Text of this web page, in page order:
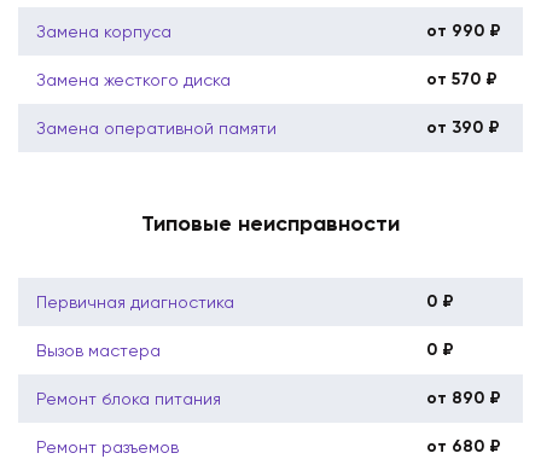
Замена корпуса от 990 ₽
Замена жесткого диска от 570 ₽
Замена оперативной памяти от 390 ₽
Типовые неисправности
Первичная диагностика 0 ₽
Вызов мастера 0 ₽
Ремонт блока питания от 890 ₽
Ремонт разъемов от 680 ₽